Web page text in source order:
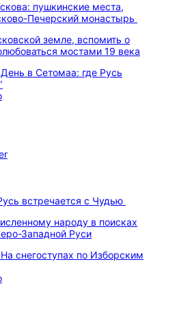
пушкинские места,
Печерский монастырь
земле, вспомить о
мостами 19 века
встречается с Чудью
народу в поисках
Западной Руси